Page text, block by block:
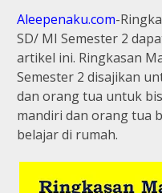
Aleepenaku.com-
SD/ MI Semester 2
artikel ini. Ringkasan
Semester 2 disajikan
dan orang tua untuk
mandiri dan orang tua
belajar di rumah.